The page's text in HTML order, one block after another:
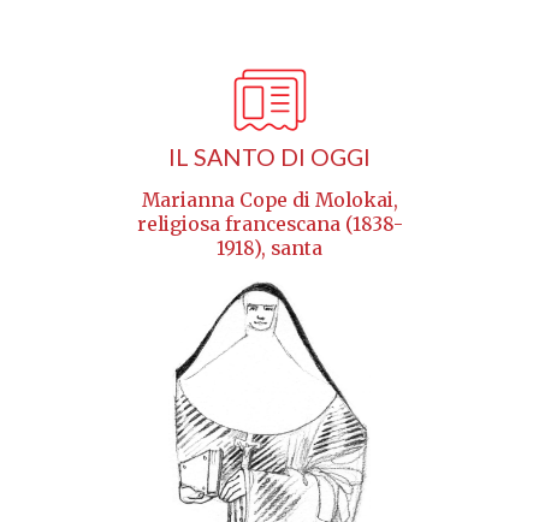
IL SANTO DI OGGI
Marianna Cope di Molokai,
religiosa francescana (1838-
1918), santa